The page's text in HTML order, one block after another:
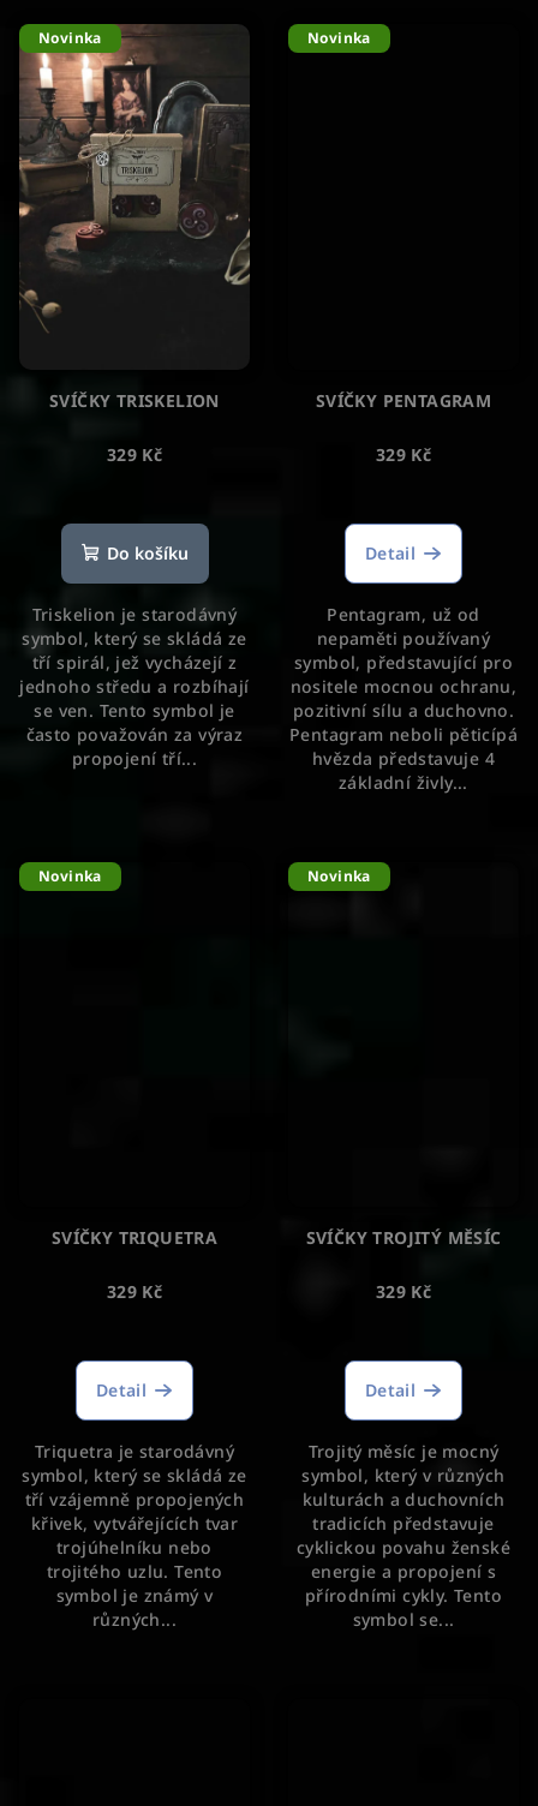
Novinka
SVÍČKY TRISKELION
329 Kč
Do košíku
Triskelion je starodávný
symbol, který se skládá ze
tří spirál, jež vycházejí z
jednoho středu a rozbíhají
se ven. Tento symbol je
často považován za výraz
propojení tří...
Novinka
SVÍČKY PENTAGRAM
329 Kč
Detail
Pentagram, už od
nepaměti používaný
symbol, představující pro
nositele mocnou ochranu,
pozitivní sílu a duchovno.
Pentagram neboli pěticípá
hvězda představuje 4
základní živly...
Novinka
SVÍČKY TRIQUETRA
329 Kč
Detail
Triquetra je starodávný
symbol, který se skládá ze
tří vzájemně propojených
křivek, vytvářejících tvar
trojúhelníku nebo
trojitého uzlu. Tento
symbol je známý v
různých...
Novinka
SVÍČKY TROJITÝ MĚSÍC
329 Kč
Detail
Trojitý měsíc je mocný
symbol, který v různých
kulturách a duchovních
tradicích představuje
cyklickou povahu ženské
energie a propojení s
přírodními cykly. Tento
symbol se...